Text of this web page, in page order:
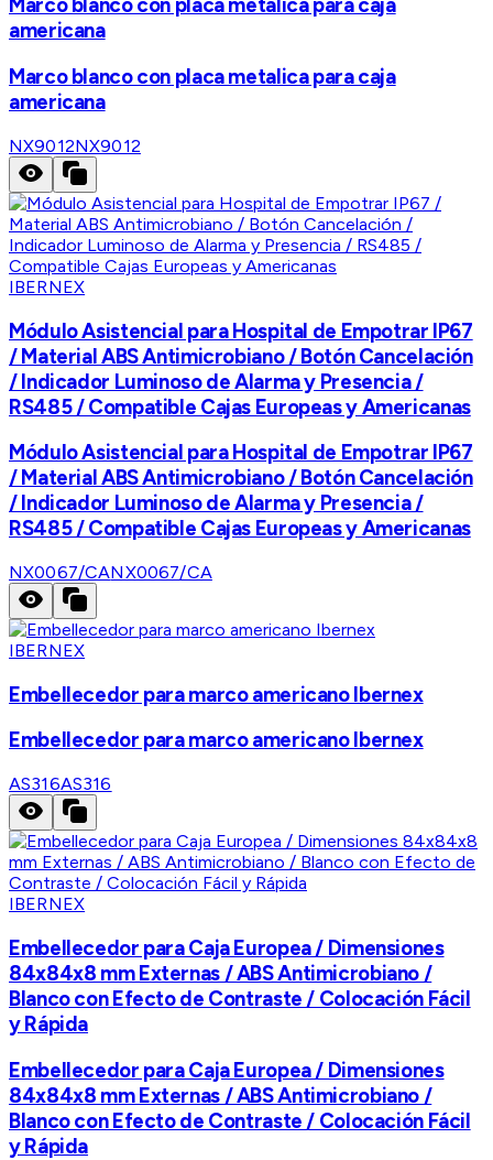
Marco blanco con placa metalica para caja
americana
Marco blanco con placa metalica para caja
americana
NX9012NX9012
IBERNEX
Módulo Asistencial para Hospital de Empotrar IP67
/ Material ABS Antimicrobiano / Botón Cancelación
/ Indicador Luminoso de Alarma y Presencia /
RS485 / Compatible Cajas Europeas y Americanas
Módulo Asistencial para Hospital de Empotrar IP67
/ Material ABS Antimicrobiano / Botón Cancelación
/ Indicador Luminoso de Alarma y Presencia /
RS485 / Compatible Cajas Europeas y Americanas
NX0067/CANX0067/CA
IBERNEX
Embellecedor para marco americano Ibernex
Embellecedor para marco americano Ibernex
AS316AS316
IBERNEX
Embellecedor para Caja Europea / Dimensiones
84x84x8 mm Externas / ABS Antimicrobiano /
Blanco con Efecto de Contraste / Colocación Fácil
y Rápida
Embellecedor para Caja Europea / Dimensiones
84x84x8 mm Externas / ABS Antimicrobiano /
Blanco con Efecto de Contraste / Colocación Fácil
y Rápida